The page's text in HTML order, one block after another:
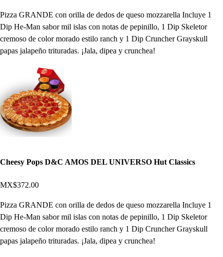
Pizza GRANDE con orilla de dedos de queso mozzarella Incluye 1
Dip He-Man sabor mil islas con notas de pepinillo, 1 Dip Skeletor
cremoso de color morado estilo ranch y 1 Dip Cruncher Grayskull
papas jalapeño trituradas. ¡Jala, dipea y crunchea!
Cheesy Pops D&C AMOS DEL UNIVERSO Hut Classics
MX$372.00
Pizza GRANDE con orilla de dedos de queso mozzarella Incluye 1
Dip He-Man sabor mil islas con notas de pepinillo, 1 Dip Skeletor
cremoso de color morado estilo ranch y 1 Dip Cruncher Grayskull
papas jalapeño trituradas. ¡Jala, dipea y crunchea!